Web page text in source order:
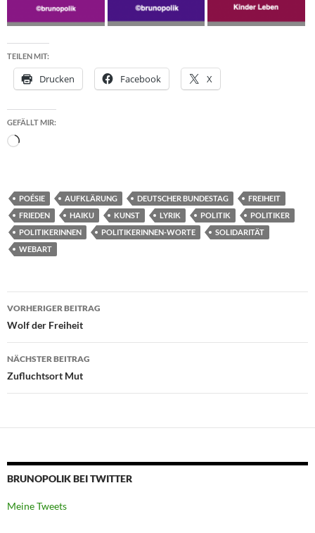
TEILEN MIT:
Drucken Facebook X
GEFÄLLT MIR:
Wird
POÉSIE AUFKLÄRUNG DEUTSCHER BUNDESTAG
FREIHEIT
FRIEDEN
HAIKU KUNST LYRIK POLITIK
POLITIKER
POLITIKERINNEN
POLITIKERINNEN-WORTE
SOLIDARITÄT
WEBART
Beitragsnavigation
VORHERIGER BEITRAG
Wolf der Freiheit
NÄCHSTER BEITRAG
Zufluchtsort Mut
BRUNOPOLIK BEI TWITTER
Meine Tweets